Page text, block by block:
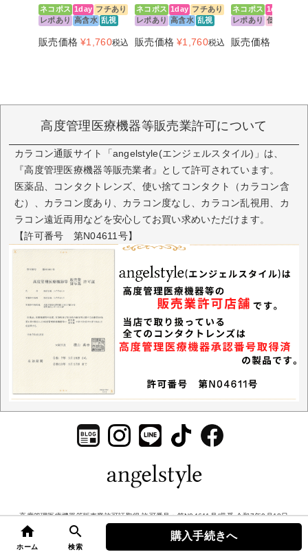
home
ホーム
search
検索
購入手続きへ
ネコポス 1day フチあり
レポあり 高含水 乱視
販売価格 ¥1,760税込
ネコポス 1day フチあり
レポあり 高含水 乱視
販売価格 ¥1,760税込
ネコポス 1day
レポあり 低含水
販売価格
高度管理医療機器等販売業許可について
カラコン通販サイト「angelstyle(エンジェルスタイル)」は、
『高度管理医療機器等販売業者』として許可されています。
医薬品、コンタクトレンズ、使い捨てコンタクト（カラコン含
む）、カラコン度あり、カラコン度なし、カラコン乱視用、カ
ラコン遠近両用などを安心してお買い求めいただけます。
【許可番号 第N04611号】
高度管理医療機器等販売業許可証取得 許可番号：第N04611号/収受 令和7年9月18日
© 2026 エンジェルスタイル. All rights Reserved.